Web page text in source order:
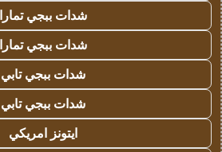
شدات ببجي تمارا
شدات ببجي تمارا
شدات ببجي تابي
شدات ببجي تابي
ايتونز امريكي